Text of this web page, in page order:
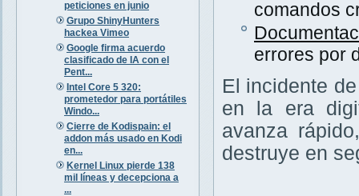
peticiones en junio
Grupo ShinyHunters
hackea Vimeo
Google firma acuerdo
clasificado de IA con el
Pent...
Intel Core 5 320:
prometedor para portátiles
Windo...
Cierre de Kodispain: el
addon más usado en Kodi
en...
Kernel Linux pierde 138
mil líneas y decepciona a
...
comandos
errores por
El incidente
en la era
avanza
destruye en